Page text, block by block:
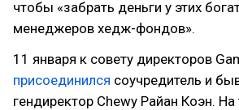
чтобы «забрать деньги у этих
менеджеров хедж-фондов».
11 января к совету директоров
присоединился соучредитель и
гендиректор Chewy Райан Коэн.